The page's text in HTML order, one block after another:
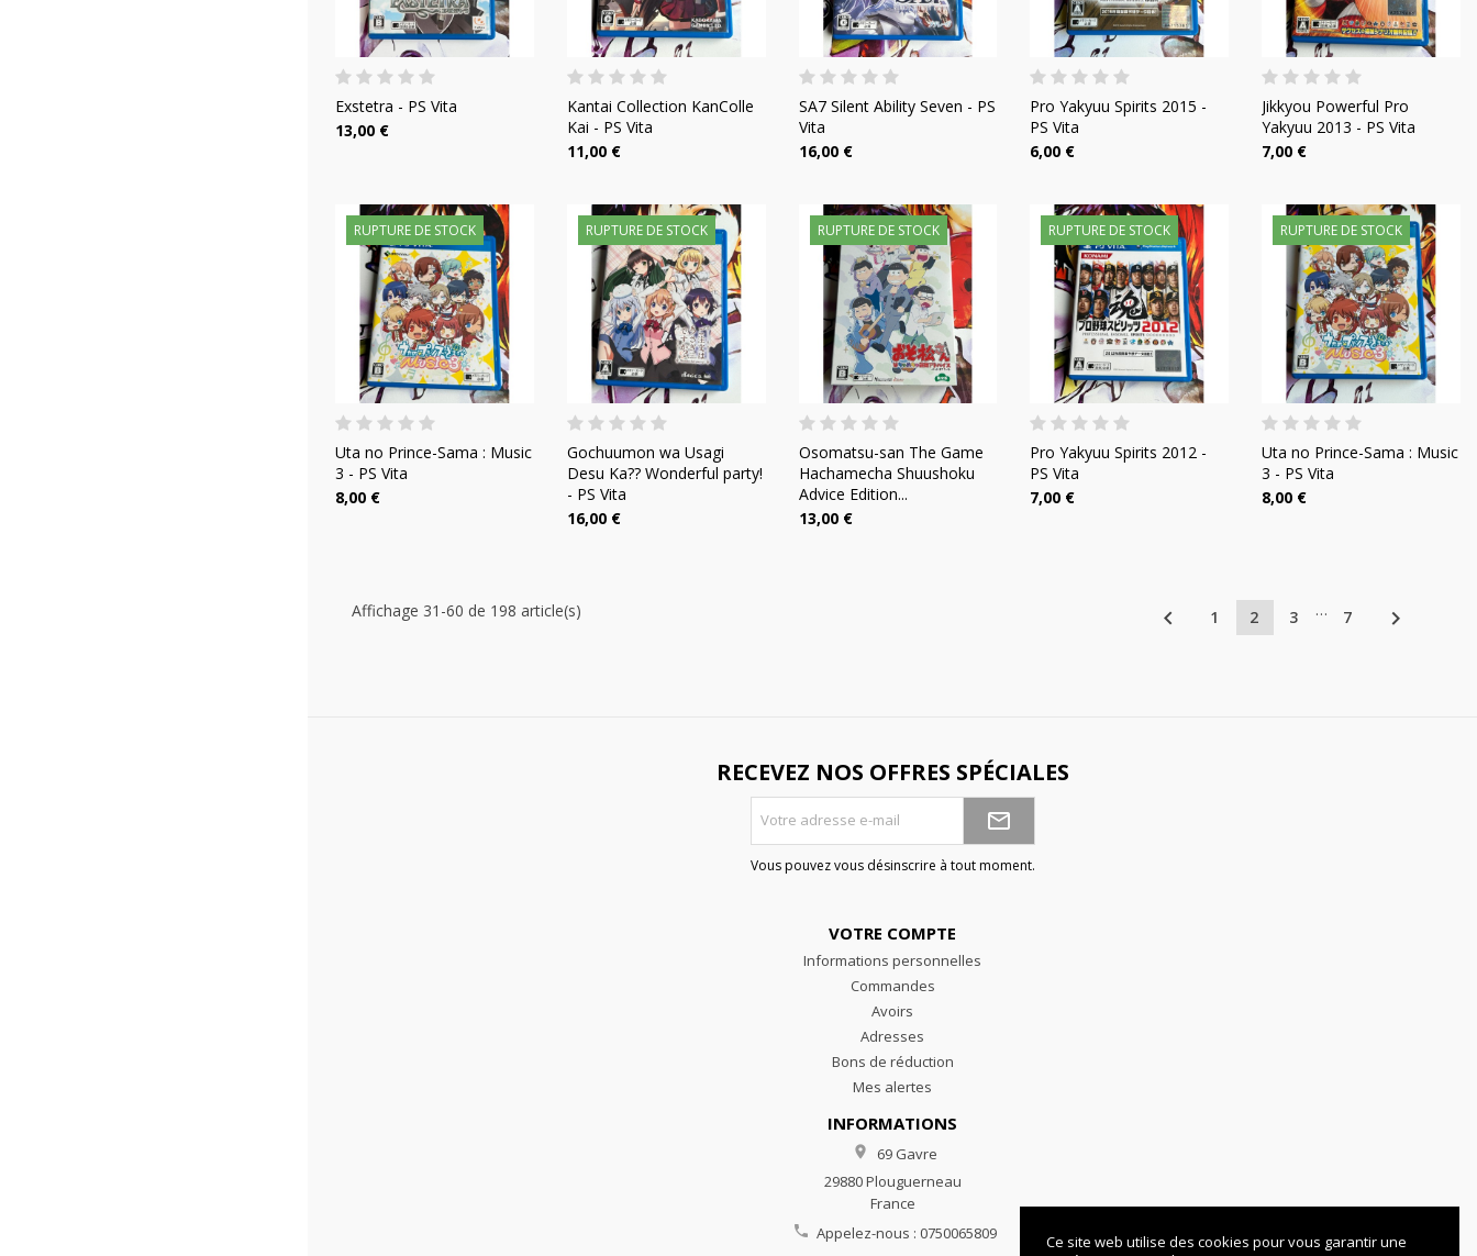
Exstetra - PS Vita
13,00 €
Kantai Collection KanColle
Kai - PS Vita
11,00 €
SA7 Silent Ability Seven - PS
Vita
16,00 €
Pro Yakyuu Spirits 2015 -
PS Vita
6,00 €
Jikkyou Powerful Pro
Yakyuu 2013 - PS Vita
7,00 €
RUPTURE DE STOCK
Uta no Prince-Sama : Music
3 - PS Vita
8,00 €
RUPTURE DE STOCK
Gochuumon wa Usagi
Desu Ka?? Wonderful party!
- PS Vita
16,00 €
RUPTURE DE STOCK
Osomatsu-san The Game
Hachamecha Shuushoku
Advice Edition...
13,00 €
RUPTURE DE STOCK
Pro Yakyuu Spirits 2012 -
PS Vita
7,00 €
RUPTURE DE STOCK
Uta no Prince-Sama : Music
3 - PS Vita
8,00 €
Affichage 31-60 de 198 article(s)  1 2 3 … 7 
RECEVEZ NOS OFFRES SPÉCIALES
Vous pouvez vous désinscrire à tout moment.
VOTRE COMPTE
Informations personnelles
Commandes
Avoirs
Adresses
Bons de réduction
Mes alertes
INFORMATIONS

69 Gavre
29880 Plouguerneau
France
 Appelez-nous : 0750065809
Ce site web utilise des cookies pour vous garantir une